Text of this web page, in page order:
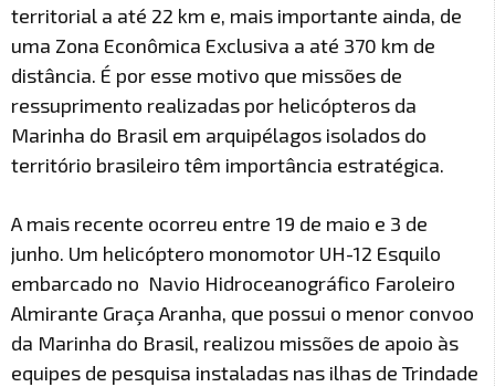
territorial a até 22 km e, mais importante ainda, de
uma Zona Econômica Exclusiva a até 370 km de
distância. É por esse motivo que missões de
ressuprimento realizadas por helicópteros da
Marinha do Brasil em arquipélagos isolados do
território brasileiro têm importância estratégica.
A mais recente ocorreu entre 19 de maio e 3 de
junho. Um helicóptero monomotor UH-12 Esquilo
embarcado no Navio Hidroceanográfico Faroleiro
Almirante Graça Aranha, que possui o menor convoo
da Marinha do Brasil, realizou missões de apoio às
equipes de pesquisa instaladas nas ilhas de Trindade